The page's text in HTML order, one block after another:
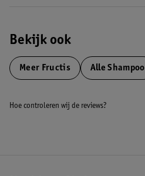
Bekijk ook
Meer Fructis Alle Shampoo
Hoe controleren wij de reviews?